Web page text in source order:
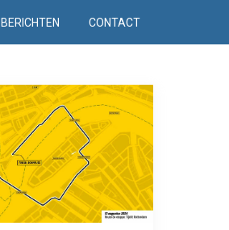
BERICHTEN CONTACT